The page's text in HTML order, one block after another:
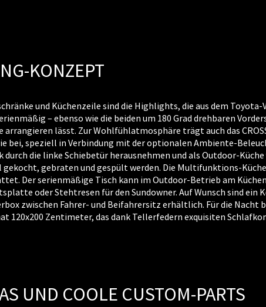
KONZEPT
und Küchenzeile sind die Highlights, die aus dem
– ebenso wie die beiden um 180 Grad drehbaren
lässt. Zur Wohlfühlatmosphäre trägt auch das
bei, speziell in Verbindung mit der optionalen Ambiente-
die linke Schiebetür herausnehmen und als Outdoor-Küche
gebraten und gespült werden. Die Multifunktions-Küche
Der serienmäßige Tisch kann im Outdoor-Betrieb am
oder Stehtresen für den Sundowner. Auf Wunsch sind ein
zwischen Fahrer- und Beifahrersitz erhältlich. Für die Nacht
120x200 Zentimeter, das dank Tellerfedern exquisiten
UND COOLE CUSTOM-PARTS